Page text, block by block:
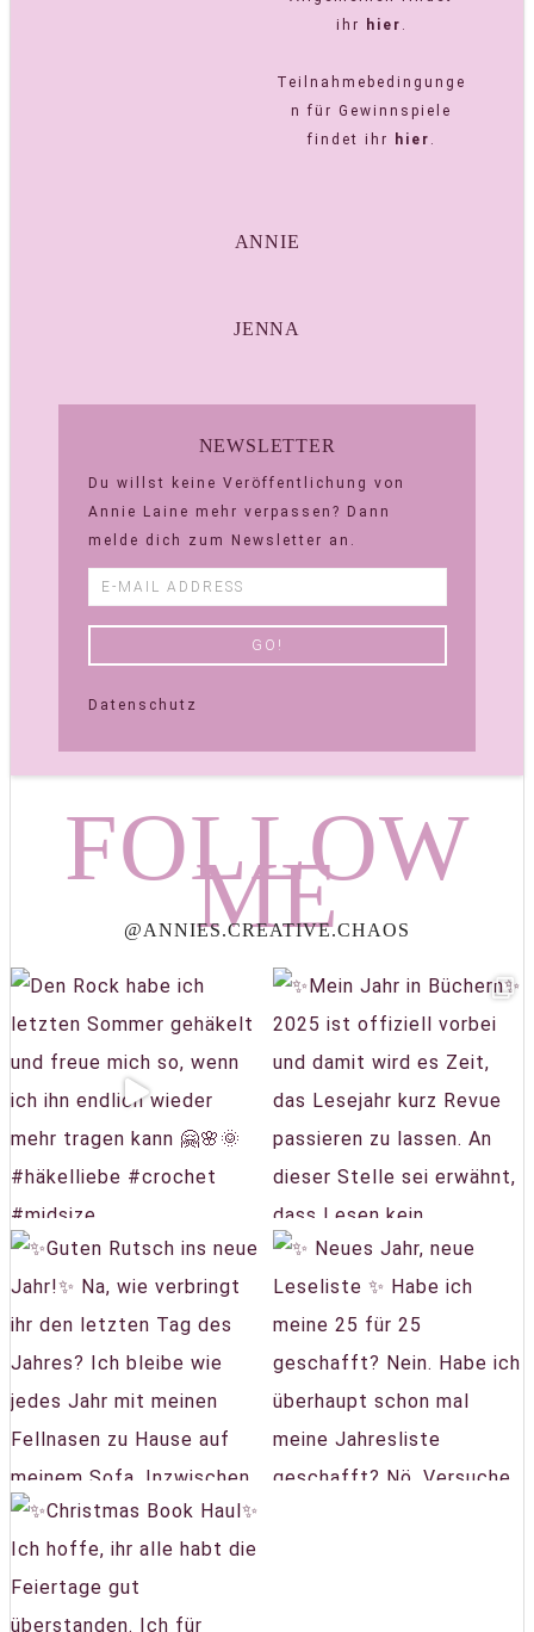
ihr
hier .
Teilnahmebedingunge
n für Gewinnspiele
findet ihr
hier .
ANNIE
JENNA
NEWSLETTER
Du willst keine Veröffentlichung von
Annie Laine mehr verpassen? Dann
melde dich zum Newsletter an.
Datenschutz
FOLLOW
ME
@ANNIES.CREATIVE.CHAOS